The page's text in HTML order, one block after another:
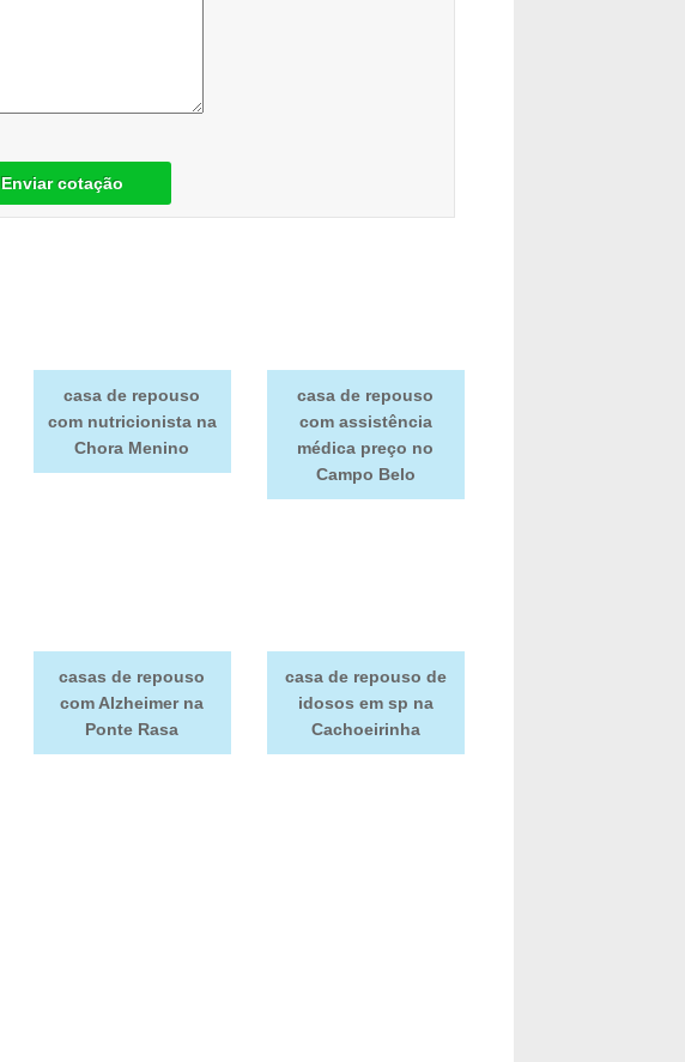
Enviar cotação
casa de repouso
com nutricionista na
Chora Menino
casa de repouso
com assistência
médica preço no
Campo Belo
casas de repouso
com Alzheimer na
Ponte Rasa
casa de repouso de
idosos em sp na
Cachoeirinha